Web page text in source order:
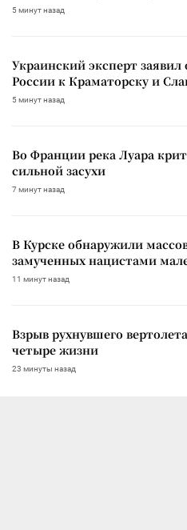
5 минут назад
Украинский эксперт
России к Краматорску и
5 минут назад
Во Франции река Луара
сильной засухи
7 минут назад
В Курске обнаружили
замученных нацистами
11 минут назад
Взрыв рухнувшего
четыре жизни
23 минуты назад